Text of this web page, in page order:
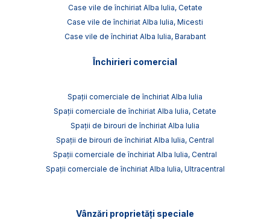
Case vile de închiriat Alba Iulia, Cetate
Case vile de închiriat Alba Iulia, Micesti
Case vile de închiriat Alba Iulia, Barabant
Închirieri comercial
Spații comerciale de închiriat Alba Iulia
Spații comerciale de închiriat Alba Iulia, Cetate
Spații de birouri de închiriat Alba Iulia
Spații de birouri de închiriat Alba Iulia, Central
Spații comerciale de închiriat Alba Iulia, Central
Spații comerciale de închiriat Alba Iulia, Ultracentral
Vânzări proprietăți speciale